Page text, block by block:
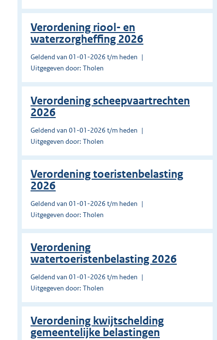
Verordening riool- en
waterzorgheffing 2026
Geldend van 01-01-2026 t/m heden
Uitgegeven door: Tholen
Verordening scheepvaartrechten
2026
Geldend van 01-01-2026 t/m heden
Uitgegeven door: Tholen
Verordening toeristenbelasting
2026
Geldend van 01-01-2026 t/m heden
Uitgegeven door: Tholen
Verordening
watertoeristenbelasting 2026
Geldend van 01-01-2026 t/m heden
Uitgegeven door: Tholen
Verordening kwijtschelding
gemeentelijke belastingen